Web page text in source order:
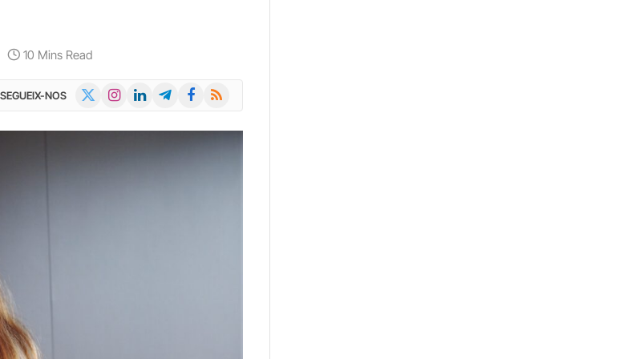
10 Mins Read
SEGUEIX-NOS InstagramLinkedInTelegramFacebook
RSS